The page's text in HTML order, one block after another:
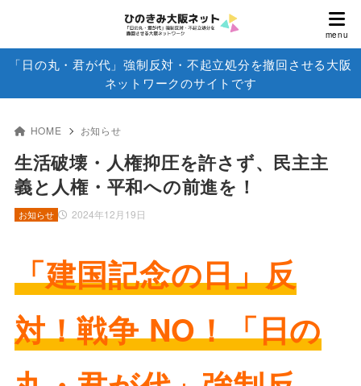
「日の丸・君が代」強制反対・不起立処分を撤回させる大阪
ネットワークのサイトです
HOME お知らせ
生活破壊・人権抑圧を許さず、民主主
義と人権・平和への前進を！
2024年12月19日
お知らせ
「建国記念の日」反
対！戦争 NO！「日の